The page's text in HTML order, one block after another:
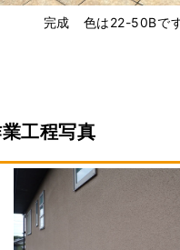
完成 色は22-50Bで
工程写真